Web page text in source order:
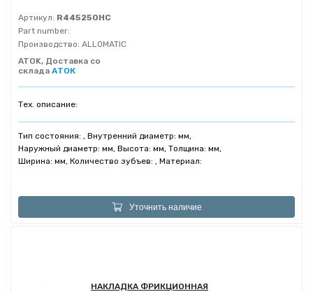
Артикул: R445250HC
Part number:
Производство: ALLOMATIC
ATOK, Доставка со
склада АТОК
Тех. описание:
Тип состояния: , Внутренний диаметр: мм,
Наружный диаметр: мм, Высота: мм, Толщина: мм,
Ширина: мм, Количество зубъев: , Материал:
Уточнить наличие
НАКЛАДКА ФРИКЦИОННАЯ